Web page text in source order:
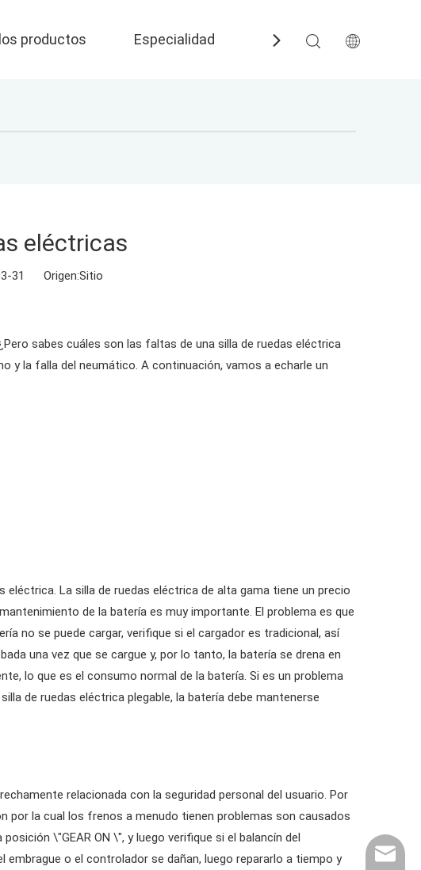
productos Especialidad Preguntas más
eléctricas
31 Origen:Sitio
sabes cuáles son las faltas de una silla de ruedas eléctrica
y la falla del neumático. A continuación, vamos a echarle un
eléctrica. La silla de ruedas eléctrica de alta gama tiene un precio
de la batería es muy importante. El problema es que
no se puede cargar, verifique si el cargador es tradicional, así
una vez que se cargue y, por lo tanto, la batería se drena en
lo que es el consumo normal de la batería. Si es un problema
de ruedas eléctrica plegable, la batería debe mantenerse
relacionada con la seguridad personal del usuario. Por
la cual los frenos a menudo tienen problemas son causados
\"GEAR ON \", y luego verifique si el balancín del
o el controlador se dañan, luego repararlo a tiempo y